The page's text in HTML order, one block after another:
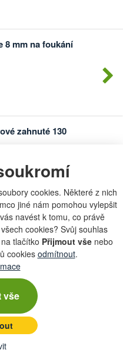
cookies. Některé z nich
jiné nám pomohou vylepšit
navést k tomu, co právě
cookies? Svůj souhlas
tlačítko Přijmout vše nebo
cookies odmítnout.
vše
8 mm na foukání
zahnuté 130
9x14 mm 15 bar